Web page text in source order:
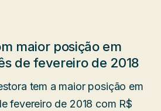
maior posição em
de fevereiro de 2018
tem a maior posição em
fevereiro de 2018 com R$